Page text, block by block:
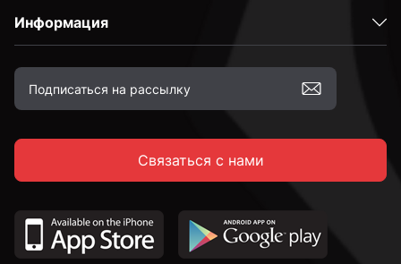
Информация
Связаться с нами